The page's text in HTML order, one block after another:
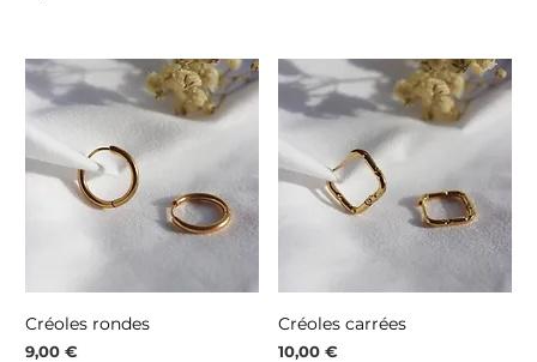
Créoles rondes
Prix
9,00 €
Créoles carrées
Prix
10,00 €